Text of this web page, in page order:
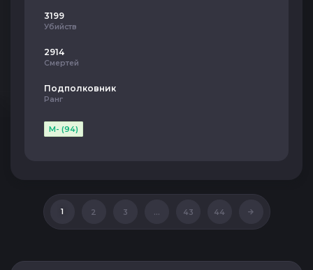
3199
Убийств
2914
Смертей
Подполковник
Ранг
M- (94)
1 2 3 ... 43 44